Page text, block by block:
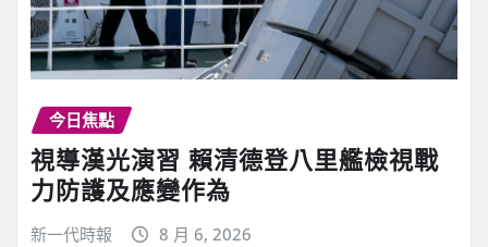
今日焦點
視導漢光演習 賴清德登八里艦檢視戰
力防護及應變作為
新一代時報 8 月 6, 2026